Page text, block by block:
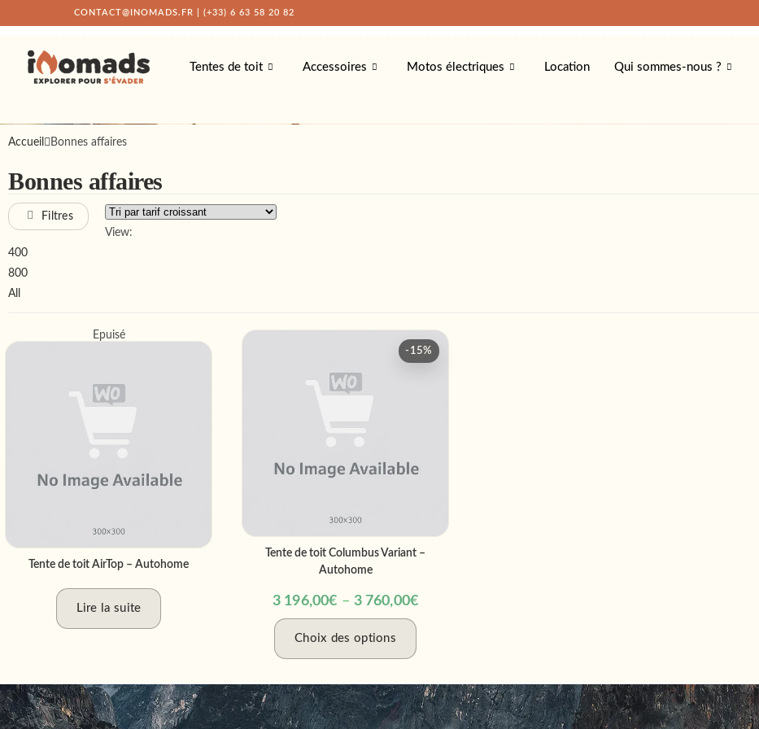
CONTACT@INOMADS.FR |(+33) 6 63 58 20 82
Tentes de toit Accessoires Motos électriques Location Qui sommes-nous ?
Accueil Bonnes affaires
Bonnes affaires
Filtres
View:
400
800
All
Épuisé
Tente de toit AirTop – Autohome
Lire la suite
-15%
Tente de toit Columbus Variant –
Autohome
3 196,00€ – 3 760,00€
Choix des options